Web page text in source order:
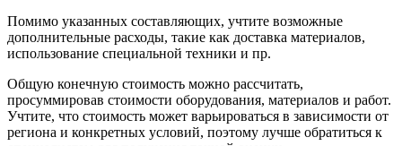
Помимо указанных составляющих, учтите возможные
дополнительные расходы, такие как доставка материалов,
использование специальной техники и пр.
Общую конечную стоимость можно рассчитать,
просуммировав стоимости оборудования, материалов и работ.
Учтите, что стоимость может варьироваться в зависимости от
региона и конкретных условий, поэтому лучше обратиться к